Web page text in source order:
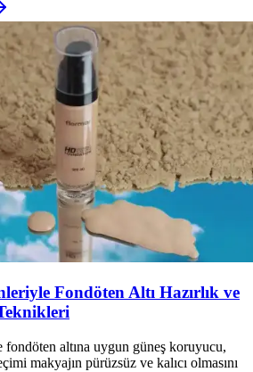
Fondöten Altı Hazırlık ve
altına uygun güneş koruyucu,
makyajın pürüzsüz ve kalıcı olmasını